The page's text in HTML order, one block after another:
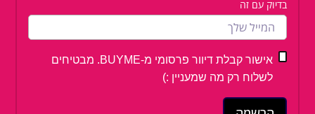
בדיוק עם זה
אישור קבלת דיוור פרסומי מ-BUYME. מבטיחים
לשלוח רק מה שמעניין :)